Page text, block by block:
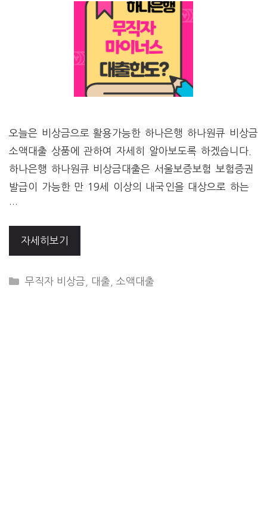
오늘은 비상금으로 활용가능한 하나은행 하나원큐 비상금
소액대출 상품에 관하여 자세히 알아보도록 하겠습니다.
하나은행 하나원큐 비상금대출은 서울보증보험 보험증권
발급이 가능한 만 19세 이상의 내국인을 대상으로 하는
…
자세히보기
CATEGORIES
무직자 비상금 대출 소액대출